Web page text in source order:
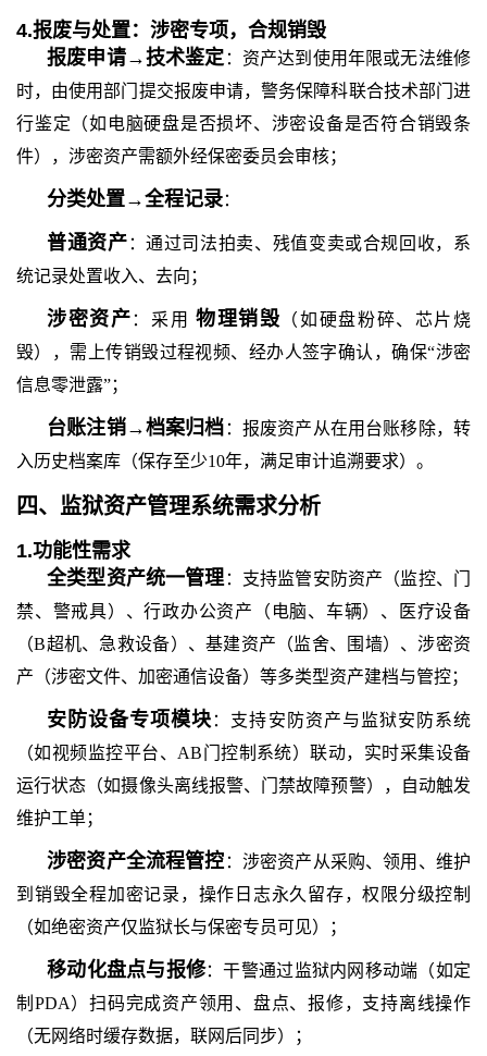
4.报废与处置：涉密专项，合规销毁
报废申请→技术鉴定：资产达到使用年限或无法维修
时，由使用部门提交报废申请，警务保障科联合技术部门进
行鉴定（如电脑硬盘是否损坏、涉密设备是否符合销毁条
件），涉密资产需额外经保密委员会审核；
分类处置→全程记录：
普通资产 ：通过司法拍卖、残值变卖或合规回收，系
统记录处置收入、去向；
涉密资产 ：采用 物理销毁 （如硬盘粉碎、芯片烧
毁），需上传销毁过程视频、经办人签字确认，确保“涉密
信息零泄露”；
台账注销→档案归档 ：报废资产从在用台账移除，转
入历史档案库（保存至少10年，满足审计追溯要求）。
四、 监狱资产管理系统需求分析
1.功能性需求
全类型资产统一管理：支持监管安防资产（监控、门
禁、警戒具）、行政办公资产（电脑、车辆）、医疗设备
（B超机、急救设备）、基建资产（监舍、围墙）、涉密资
产（涉密文件、加密通信设备）等多类型资产建档与管控；
安防设备专项模块 ：支持安防资产与监狱安防系统
（如视频监控平台、 AB门控制系统）联动，实时采集设备
运行状态（如摄像头离线报警、门禁故障预警），自动触发
维护工单；
涉密资产全流程管控 ：涉密资产从采购、领用、维护
到销毁全程加密记录，操作日志永久留存，权限分级控制
（如绝密资产仅监狱长与保密专员可见）；
移动化盘点与报修：干警通过监狱内网移动端（如定
制 PDA）扫码完成资产领用、盘点、报修，支持离线操作
（无网络时缓存数据，联网后同步）；